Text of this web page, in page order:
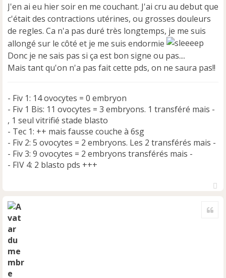
a
g
e
n
o
n
l
J'en ai eu hier soir en me couchant. J'ai cru au debut que
c'était des contractions utérines, ou grosses douleurs
de regles. Ca n'a pas duré très longtemps, je me suis
allongé sur le côté et je me suis endormie
Donc je ne sais pas si ça est bon signe ou pas....
Mais tant qu'on n'a pas fait cette pds, on ne saura pas!!
- Fiv 1: 14 ovocytes = 0 embryon
- Fiv 1 Bis: 11 ovocytes = 3 embryons. 1 transféré mais -
, 1 seul vitrifié stade blasto
- Tec 1: ++ mais fausse couche à 6sg
- Fiv 2: 5 ovocytes = 2 embryons. Les 2 transférés mais -
- Fiv 3: 9 ovocytes = 2 embryons transférés mais -
- FIV 4: 2 blasto pds +++